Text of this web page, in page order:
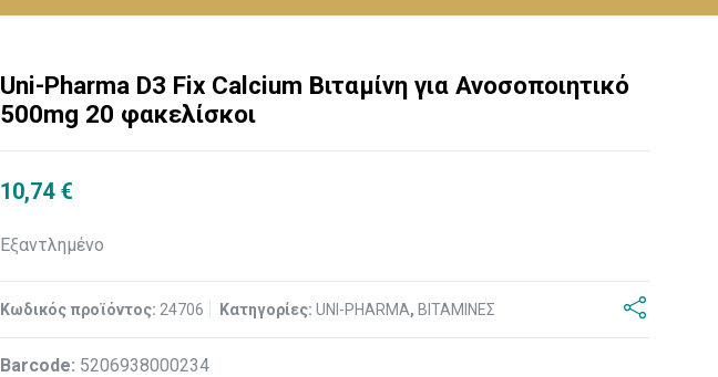
Uni-Pharma D3 Fix Calcium Βιταμίνη για Ανοσοποιητικό
500mg 20 φακελίσκοι
10,74 €
Εξαντλημένο
Κωδικός προϊόντος: 24706 Κατηγορίες:UNI-PHARMA, ΒΙΤΑΜΙΝΕΣ
Βarcode: 5206938000234